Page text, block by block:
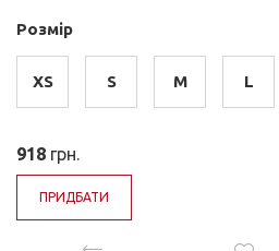
Розмір
XS S M L
918 грн.
ПРИДБАТИ